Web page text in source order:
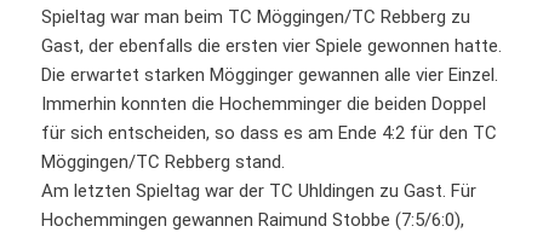
Spieltag war man beim TC Möggingen/TC Rebberg zu
Gast, der ebenfalls die ersten vier Spiele gewonnen hatte.
Die erwartet starken Mögginger gewannen alle vier Einzel.
Immerhin konnten die Hochemminger die beiden Doppel
für sich entscheiden, so dass es am Ende 4:2 für den TC
Möggingen/TC Rebberg stand.
Am letzten Spieltag war der TC Uhldingen zu Gast. Für
Hochemmingen gewannen Raimund Stobbe (7:5/6:0),